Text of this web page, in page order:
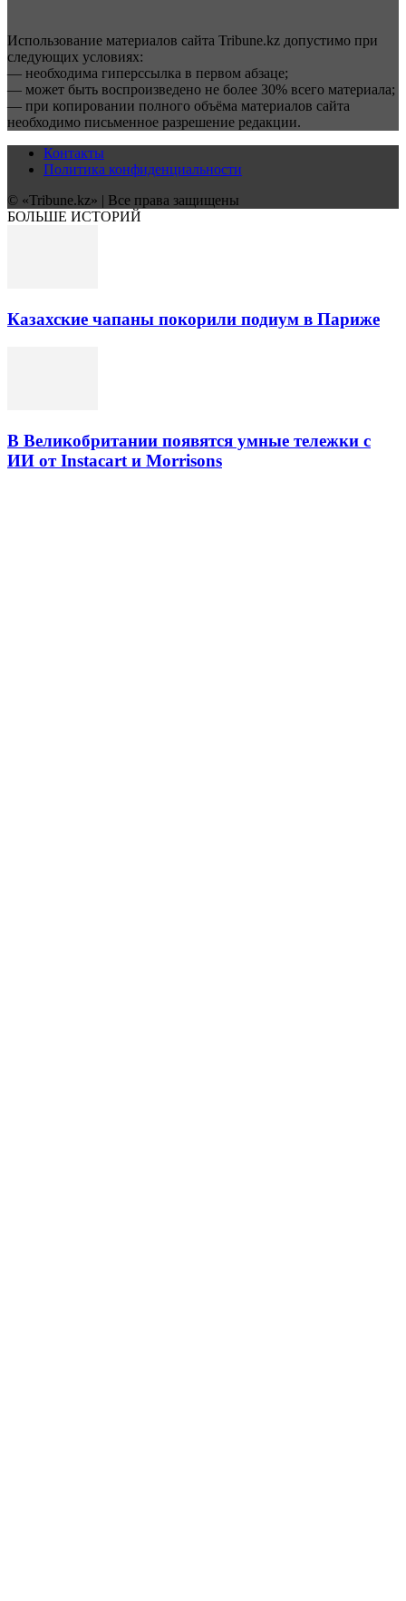
Использование материалов сайта Tribune.kz допустимо при
следующих условиях:
— необходима гиперссылка в первом абзаце;
— может быть воспроизведено не более 30% всего материала;
— при копировании полного объёма материалов сайта
необходимо письменное разрешение редакции.
Контакты
Политика конфиденциальности
© «Tribune.kz» | Все права защищены
БОЛЬШЕ ИСТОРИЙ
Казахские чапаны покорили подиум в Париже
В Великобритании появятся умные тележки с
ИИ от Instacart и Morrisons